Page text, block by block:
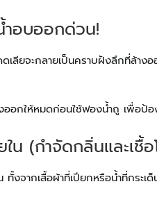
ำอบออกด่วน!
เลียจะกลายเป็นคราบฝังลึกที่ล้าง
งออกให้หมดก่อนใช้ฟองน้ำถู เพื่อป้
น (กำจัดกลิ่นและเชื้อ
จากเสื้อผ้าที่เปียกหรือน้ำที่กระเด็